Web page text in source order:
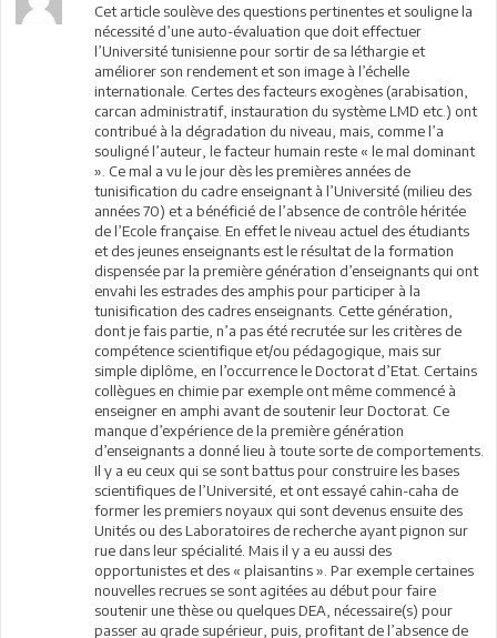
Cet article soulève des questions pertinentes et souligne la
nécessité d’une auto-évaluation que doit effectuer
l’Université tunisienne pour sortir de sa léthargie et
améliorer son rendement et son image à l’échelle
internationale. Certes des facteurs exogènes (arabisation,
carcan administratif, instauration du système LMD etc.) ont
contribué à la dégradation du niveau, mais, comme l’a
souligné l’auteur, le facteur humain reste « le mal dominant
». Ce mal a vu le jour dès les premières années de
tunisification du cadre enseignant à l’Université (milieu des
années 70) et a bénéficié de l’absence de contrôle héritée
de l’Ecole française. En effet le niveau actuel des étudiants
et des jeunes enseignants est le résultat de la formation
dispensée par la première génération d’enseignants qui ont
envahi les estrades des amphis pour participer à la
tunisification des cadres enseignants. Cette génération,
dont je fais partie, n’a pas été recrutée sur les critères de
compétence scientifique et/ou pédagogique, mais sur
simple diplôme, en l’occurrence le Doctorat d’Etat. Certains
collègues en chimie par exemple ont même commencé à
enseigner en amphi avant de soutenir leur Doctorat. Ce
manque d’expérience de la première génération
d’enseignants a donné lieu à toute sorte de comportements.
Il y a eu ceux qui se sont battus pour construire les bases
scientifiques de l’Université, et ont essayé cahin-caha de
former les premiers noyaux qui sont devenus ensuite des
Unités ou des Laboratoires de recherche ayant pignon sur
rue dans leur spécialité. Mais il y a eu aussi des
opportunistes et des « plaisantins ». Par exemple certaines
nouvelles recrues se sont agitées au début pour faire
soutenir une thèse ou quelques DEA, nécessaire(s) pour
passer au grade supérieur, puis, profitant de l’absence de